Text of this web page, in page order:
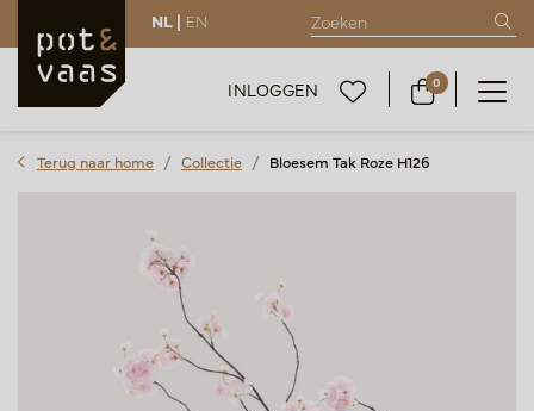
NL | EN
INLOGGEN 0
Terug naar home Collectie Bloesem Tak Roze H126